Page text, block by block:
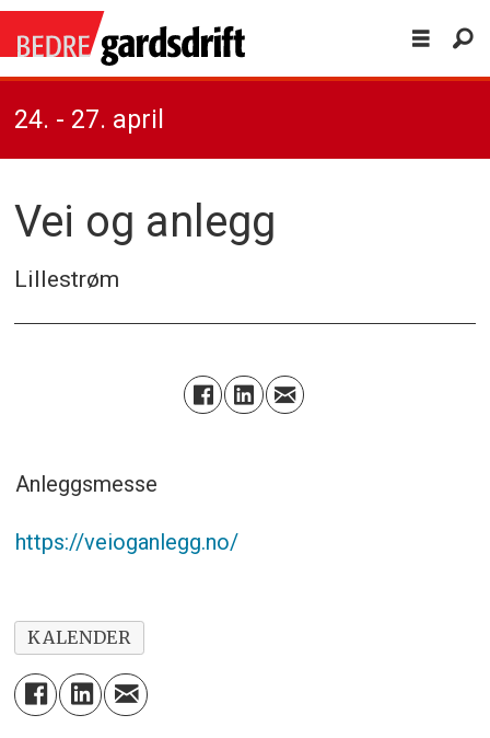
24. - 27. april
Vei og anlegg
Lillestrøm
Anleggsmesse
https://veioganlegg.no/
KALENDER